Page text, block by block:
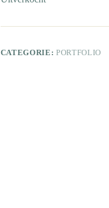
CATEGORIE: PORTFOLIO